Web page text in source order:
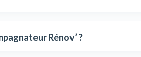
Rénov’ ?